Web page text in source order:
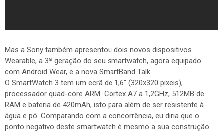
Mas a Sony também apresentou dois novos dispositivos
Wearable, a 3ª geração do seu smartwatch, agora equipado
com Android Wear, e a nova SmartBand Talk.
O SmartWatch 3 tem um ecrã de 1,6" (320x320 pixeis),
processador quad-core ARM Cortex A7 a 1,2GHz, 512MB de
RAM e bateria de 420mAh, isto para além de ser resistente à
água e pó. Comparando com a concorrência, eu diria que o
ponto negativo deste smartwatch é mesmo a sua construção